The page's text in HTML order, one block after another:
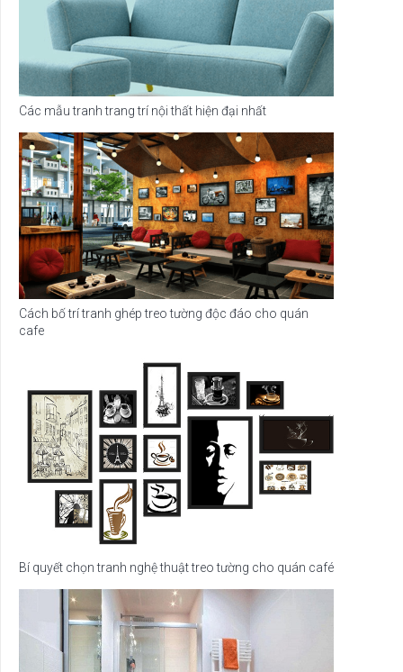
Các mẫu tranh trang trí nội thất hiện đại nhất
Cách bố trí tranh ghép treo tường độc đáo cho quán
cafe
Bí quyết chọn tranh nghệ thuật treo tường cho quán café